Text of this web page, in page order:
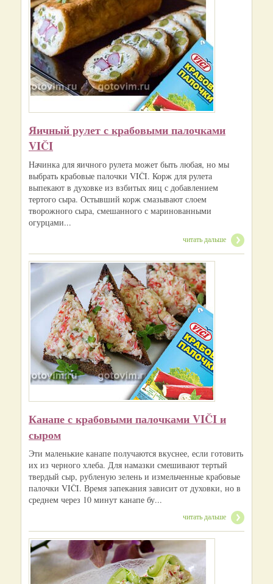
Яичный рулет с крабовыми палочками
VIČI
Начинка для яичного рулета может быть любая, но мы
выбрать крабовые палочки VIČI. Корж для рулета
выпекают в духовке из взбитых яиц с добавлением
тертого сыра. Остывший корж смазывают слоем
творожного сыра, смешанного с маринованными
огурцами...
читать дальше
Канапе с крабовыми палочками VIČI и
сыром
Эти маленькие канапе получаются вкуснее, если готовить
их из черного хлеба. Для намазки смешивают тертый
твердый сыр, рубленую зелень и измельченные крабовые
палочки VIČI. Время запекания зависит от духовки, но в
среднем через 10 минут канапе бу...
читать дальше